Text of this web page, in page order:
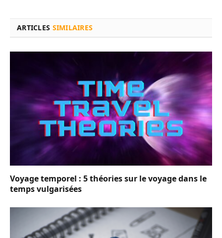
ARTICLES SIMILAIRES
Voyage temporel : 5 théories sur le voyage dans le
temps vulgarisées